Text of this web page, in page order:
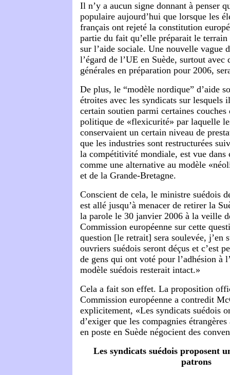
Il n’y a aucun signe donnant à penser
populaire aujourd’hui que lorsque les
français ont rejeté la constitution
partie du fait qu’elle préparait le terrain
sur l’aide sociale. Une nouvelle vague
l’égard de l’UE en Suède, surtout avec
générales en préparation pour 2006,
De plus, le “modèle nordique” d’aide
étroites avec les syndicats sur lesquels
certain soutien parmi certaines couches
politique de «flexicurité» par laquelle
conservaient un certain niveau de
que les industries sont restructurées
la compétitivité mondiale, est vue dans
comme une alternative au modèle
et de la Grande-Bretagne.
Conscient de cela, le ministre suédois
est allé jusqu’à menacer de retirer la
la parole le 30 janvier 2006 à la veille
Commission européenne sur cette
question [le retrait] sera soulevée, j’en
ouvriers suédois seront déçus et c’est
de gens qui ont voté pour l’adhésion à
modèle suédois resterait intact.»
Cela a fait son effet. La proposition
Commission européenne a contredit
explicitement, «Les syndicats suédois
d’exiger que les compagnies
en poste en Suède négocient des
Les syndicats suédois proposent
patrons